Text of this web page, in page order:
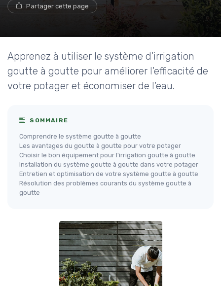
Partager cette page
Apprenez à utiliser le système d'irrigation
goutte à goutte pour améliorer l'efficacité de
votre potager et économiser de l'eau.
SOMMAIRE
Comprendre le système goutte à goutte
Les avantages du goutte à goutte pour votre potager
Choisir le bon équipement pour l'irrigation goutte à goutte
Installation du système goutte à goutte dans votre potager
Entretien et optimisation de votre système goutte à goutte
Résolution des problèmes courants du système goutte à
goutte